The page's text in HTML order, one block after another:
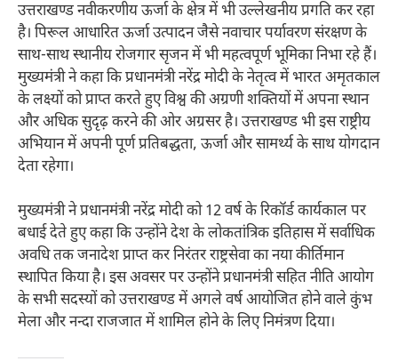
उत्तराखण्ड नवीकरणीय ऊर्जा के क्षेत्र में भी उल्लेखनीय प्रगति कर रहा
है। पिरूल आधारित ऊर्जा उत्पादन जैसे नवाचार पर्यावरण संरक्षण के
साथ-साथ स्थानीय रोजगार सृजन में भी महत्वपूर्ण भूमिका निभा रहे हैं।
मुख्यमंत्री ने कहा कि प्रधानमंत्री नरेंद्र मोदी के नेतृत्व में भारत अमृतकाल
के लक्ष्यों को प्राप्त करते हुए विश्व की अग्रणी शक्तियों में अपना स्थान
और अधिक सुदृढ़ करने की ओर अग्रसर है। उत्तराखण्ड भी इस राष्ट्रीय
अभियान में अपनी पूर्ण प्रतिबद्धता, ऊर्जा और सामर्थ्य के साथ योगदान
देता रहेगा।
मुख्यमंत्री ने प्रधानमंत्री नरेंद्र मोदी को 12 वर्ष के रिकॉर्ड कार्यकाल पर
बधाई देते हुए कहा कि उन्होंने देश के लोकतांत्रिक इतिहास में सर्वाधिक
अवधि तक जनादेश प्राप्त कर निरंतर राष्ट्रसेवा का नया कीर्तिमान
स्थापित किया है। इस अवसर पर उन्होंने प्रधानमंत्री सहित नीति आयोग
के सभी सदस्यों को उत्तराखण्ड में अगले वर्ष आयोजित होने वाले कुंभ
मेला और नन्दा राजजात में शामिल होने के लिए निमंत्रण दिया।